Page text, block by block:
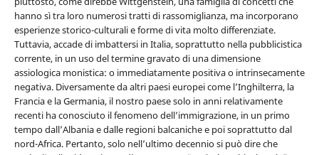
hanno sì tra loro numerosi tratti di rassomiglianza, ma incorporano
esperienze storico-culturali e forme di vita molto differenziate.
Tuttavia, accade di imbattersi in Italia, soprattutto nella pubblicistica
corrente, in un uso del termine gravato di una dimensione
assiologica monistica: o immediatamente positiva o intrinsecamente
negativa. Diversamente da altri paesi europei come lʼInghilterra, la
Francia e la Germania, il nostro paese solo in anni relativamente
recenti ha conosciuto il fenomeno dellʼimmigrazione, in un primo
tempo dallʼAlbania e dalle regioni balcaniche e poi soprattutto dal
nord-Africa. Pertanto, solo nellʼultimo decennio si può dire che